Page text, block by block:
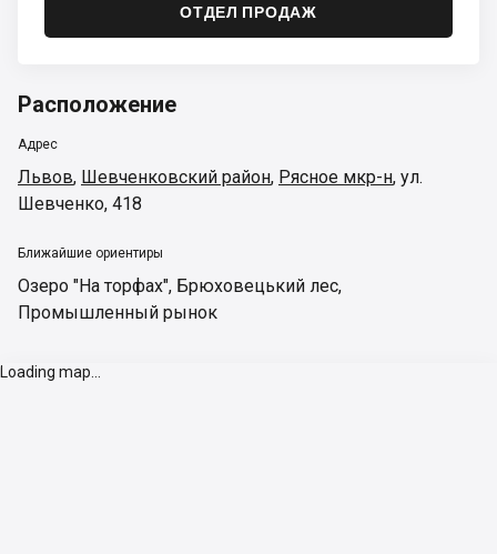
ОТДЕЛ ПРОДАЖ
Расположение
Адрес
Львов, Шевченковский район, Рясное мкр-н, ул.
Шевченко, 418
Ближайшие ориентиры
Озеро "На торфах", Брюховецький лес,
Промышленный рынок
Loading map...